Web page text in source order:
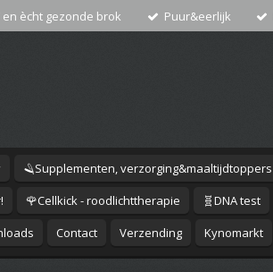
en ècht gezonde brok Puur&eerlijk
🪒Supplementen, verzorging&maaltijdtoppers
🌹Cellkick - roodlichttherapie 🧬DNA test
Contact Verzending Kynomarkt